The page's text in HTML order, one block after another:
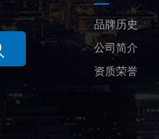
品牌历史
公司简介
资质荣誉